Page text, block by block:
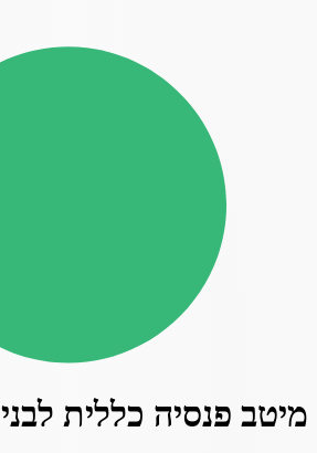
מיטב פנסיה כללית לבני 60 ומעלה